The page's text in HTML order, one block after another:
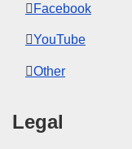
Facebook
YouTube
Other
Legal